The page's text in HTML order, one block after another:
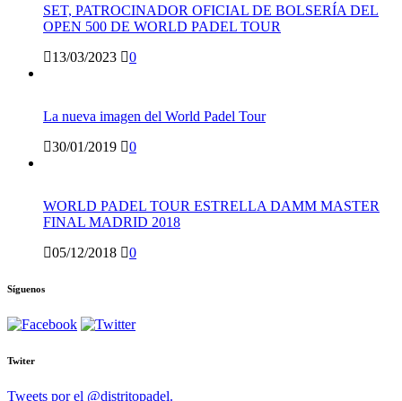
SET, PATROCINADOR OFICIAL DE BOLSERÍA DEL
OPEN 500 DE WORLD PADEL TOUR
13/03/2023
0
La nueva imagen del World Padel Tour
30/01/2019
0
WORLD PADEL TOUR ESTRELLA DAMM MASTER
FINAL MADRID 2018
05/12/2018
0
Síguenos
Twiter
Tweets por el @distritopadel.